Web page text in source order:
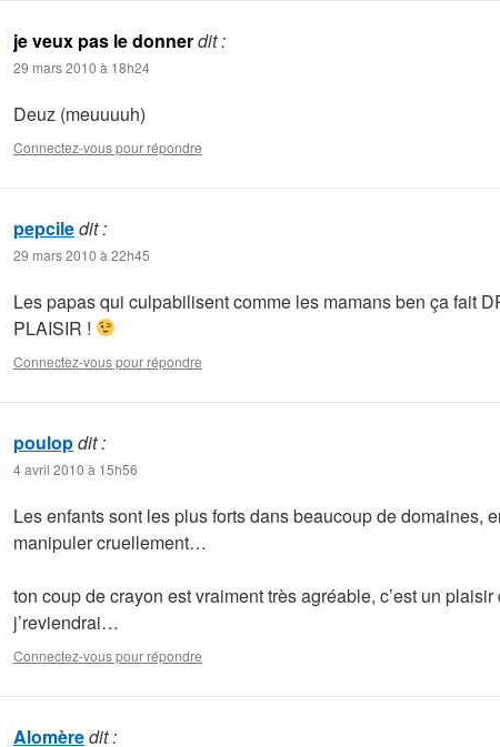
je veux pas le donnerdit :
29 mars 2010 à 18h24
Deuz (meuuuuh)
Connectez-vous pour répondre
pepciledit :
29 mars 2010 à 22h45
Les papas qui culpabilisent comme les mamans ben ça fait
PLAISIR !
Connectez-vous pour répondre
poulopdit :
4 avril 2010 à 15h56
Les enfants sont les plus forts dans beaucoup de domaines,
manipuler cruellement…
ton coup de crayon est vraiment très agréable, c’est un
j’reviendrai…
Connectez-vous pour répondre
Alomèredit :